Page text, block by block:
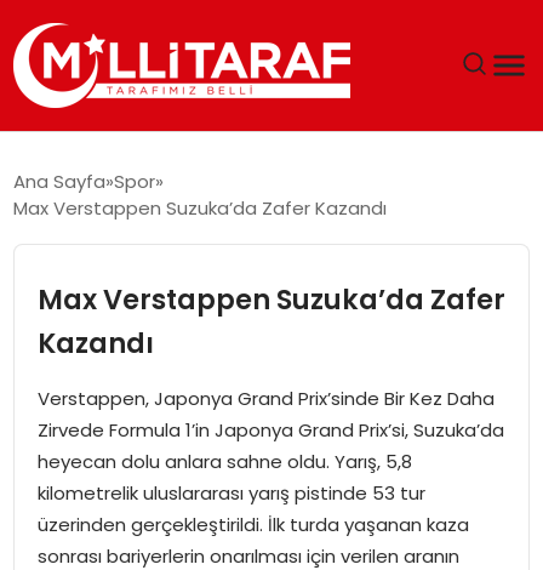
ÖZEL SAYFALAR
TEKNOLOJI
EKONOMI
SPOR
SIYASET
MAGAZIN
Ana Sayfa Spor
Max Verstappen Suzuka’da Zafer Kazandı
Max Verstappen Suzuka’da Zafer
Kazandı
Verstappen, Japonya Grand Prix’sinde Bir Kez Daha
Zirvede Formula 1’in Japonya Grand Prix’si, Suzuka’da
heyecan dolu anlara sahne oldu. Yarış, 5,8
kilometrelik uluslararası yarış pistinde 53 tur
üzerinden gerçekleştirildi. İlk turda yaşanan kaza
sonrası bariyerlerin onarılması için verilen aranın